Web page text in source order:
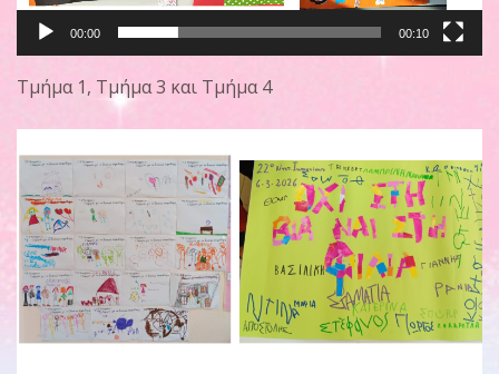
00:00 00:10
Τμήμα 1, Τμήμα 3 και Τμήμα 4